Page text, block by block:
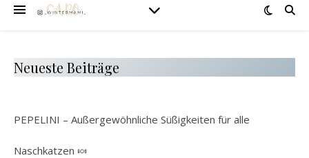
Neueste Beiträge
PEPELINI – Außergewöhnliche Süßigkeiten für alle
Naschkatzen 🍬